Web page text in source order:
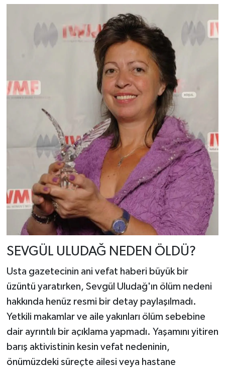
SEVGÜL ULUDAĞ NEDEN ÖLDÜ?
Usta gazetecinin ani vefat haberi büyük bir
üzüntü yaratırken, Sevgül Uludağ'ın ölüm nedeni
hakkında henüz resmi bir detay paylaşılmadı.
Yetkili makamlar ve aile yakınları ölüm sebebine
dair ayrıntılı bir açıklama yapmadı. Yaşamını yitiren
barış aktivistinin kesin vefat nedeninin,
önümüzdeki süreçte ailesi veya hastane